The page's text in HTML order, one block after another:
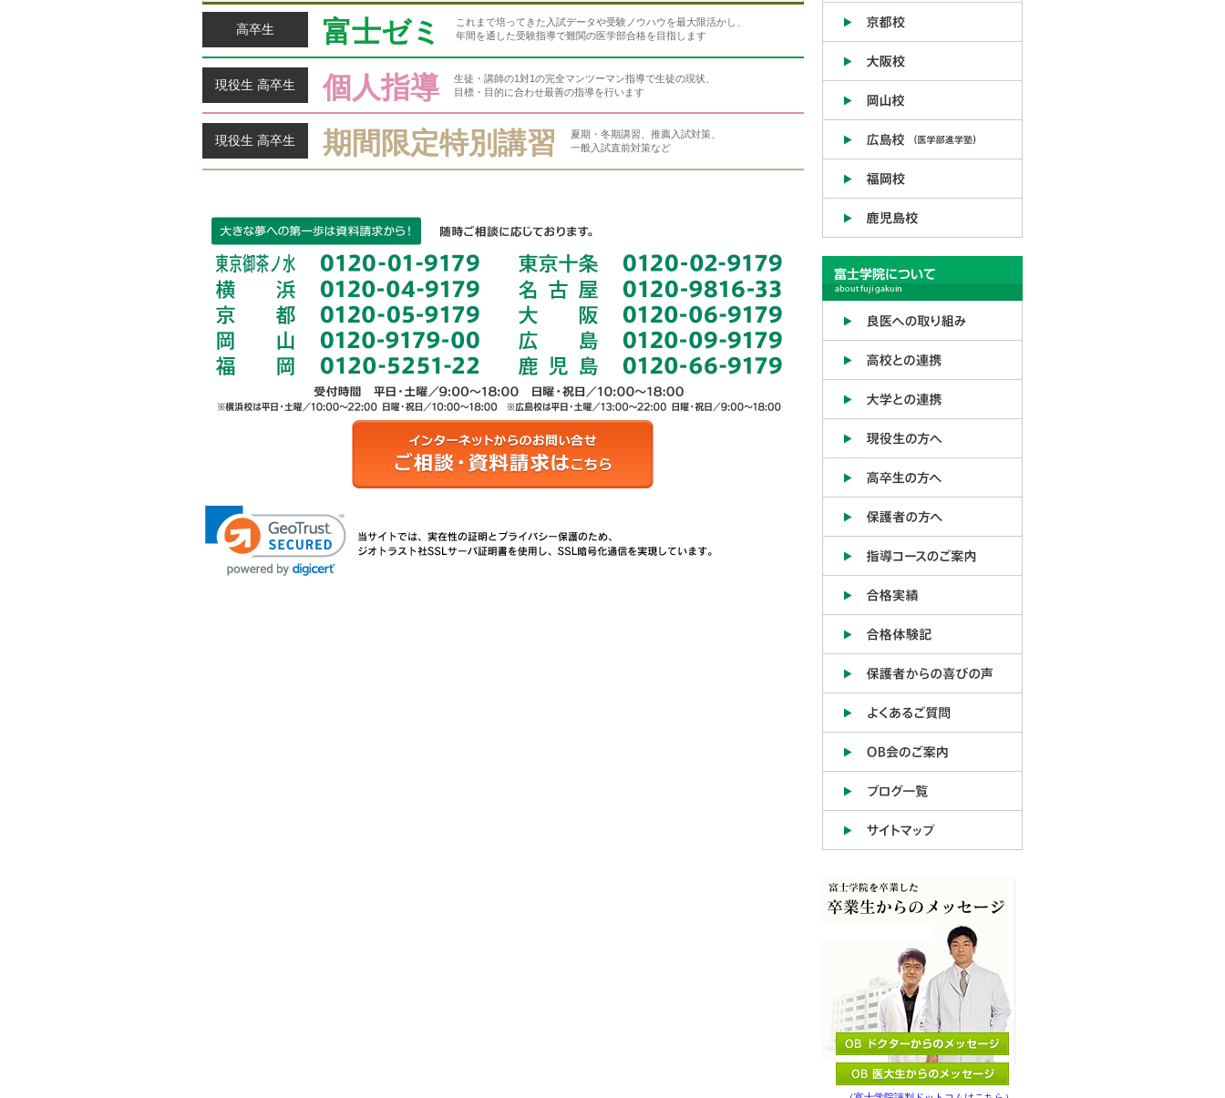
高卒生 富士ゼミ
これまで培ってきた入試データや受験ノウハウを最大限活かし、
年間を通した受験指導で難関の医学部合格を目指します
現役生 高卒生 個人指導
生徒・講師の1対1の完全マンツーマン指導で生徒の現状、
目標・目的に合わせ最善の指導を行います
現役生 高卒生 期間限定特別講習
夏期・冬期講習、推薦入試対策、
一般入試直前対策など